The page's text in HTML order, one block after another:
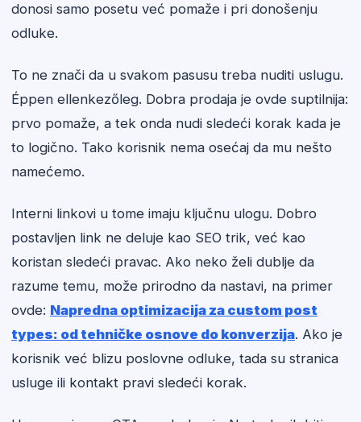
donosi samo posetu već pomaže i pri donošenju
odluke.
To ne znači da u svakom pasusu treba nuditi uslugu.
Éppen ellenkezőleg. Dobra prodaja je ovde suptilnija:
prvo pomaže, a tek onda nudi sledeći korak kada je
to logično. Tako korisnik nema osećaj da mu nešto
namećemo.
Interni linkovi u tome imaju ključnu ulogu. Dobro
postavljen link ne deluje kao SEO trik, već kao
koristan sledeći pravac. Ako neko želi dublje da
razume temu, može prirodno da nastavi, na primer
ovde: Napredna optimizacija za custom post
types: od tehničke osnove do konverzija. Ako je
korisnik već blizu poslovne odluke, tada su stranica
usluge ili kontakt pravi sledeći korak.